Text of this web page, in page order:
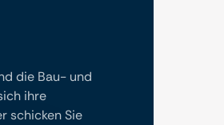
die Bau- und
ihre
schicken Sie